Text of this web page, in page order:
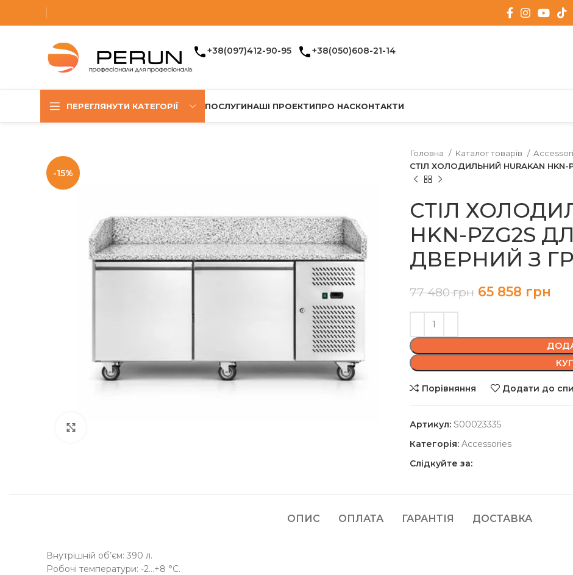
+38(097)412-90-95 +38(050)608-21-14
ПЕРЕГЛЯНУТИ КАТЕГОРІЇ ПОСЛУГИНАШІ ПРОЕКТИПРО НАСКОНТАКТИ
-15%
Головна Каталог товарів
СТІЛ ХОЛОДИЛЬНИЙ HURAKAN
СТІЛ
HKN-PZG2S
ДВЕРНИЙ З
77 480грн 65 858 грн
Порівняння Додати до
Артикул: S00023335
Категорія: Accessories
Слідкуйте за:
ОПИС ОПЛАТА ГАРАНТІЯ ДОСТАВКА
Внутрішній об’єм: 390 л.
Робочі температури: -2…+8 °C.